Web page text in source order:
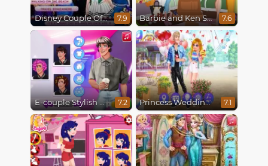
Disney Couple Of The Year 7.9 Barbie and Ken Spring City Break 7.6
E-couple Stylish Transformation 7.2 Princess Wedding Drama 7.1